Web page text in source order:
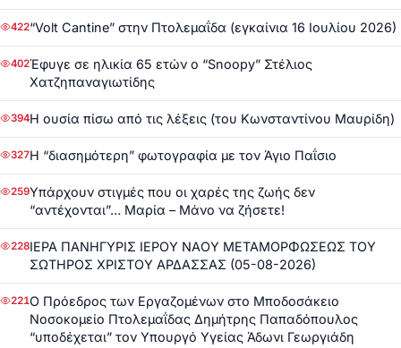
422“Volt Cantine” στην Πτολεμαΐδα (εγκαίνια 16 Ιουλίου 2026)
402Έφυγε σε ηλικία 65 ετών ο “Snoopy” Στέλιος
Χατζηπαναγιωτίδης
394Η ουσία πίσω από τις λέξεις (του Κωνσταντίνου Μαυρίδη)
327Η “διασημότερη” φωτογραφία με τον Άγιο Παΐσιο
259Υπάρχουν στιγμές που οι χαρές της ζωής δεν
“αντέχονται”… Μαρία – Μάνο να ζήσετε!
228ΙΕΡΑ ΠΑΝΗΓΥΡΙΣ ΙΕΡΟΥ ΝΑΟΥ ΜΕΤΑΜΟΡΦΩΣΕΩΣ ΤΟΥ
ΣΩΤΗΡΟΣ ΧΡΙΣΤΟΥ ΑΡΔΑΣΣΑΣ (05-08-2026)
221Ο Πρόεδρος των Εργαζομένων στο Μποδοσάκειο
Νοσοκομείο Πτολεμαΐδας Δημήτρης Παπαδόπουλος
“υποδέχεται” τον Υπουργό Υγείας Άδωνι Γεωργιάδη